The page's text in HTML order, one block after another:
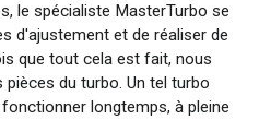
le spécialiste MasterTurbo se
d'ajustement et de réaliser de
que tout cela est fait, nous
du turbo. Un tel turbo
longtemps, à pleine